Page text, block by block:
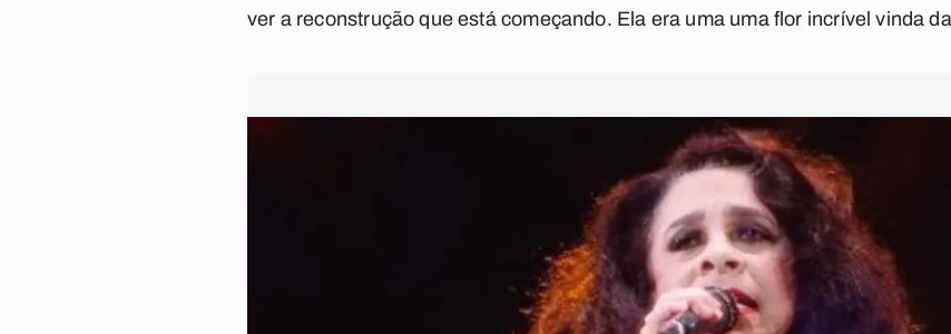
ver a reconstrução que está começando. Ela era uma uma flor incrível vinda